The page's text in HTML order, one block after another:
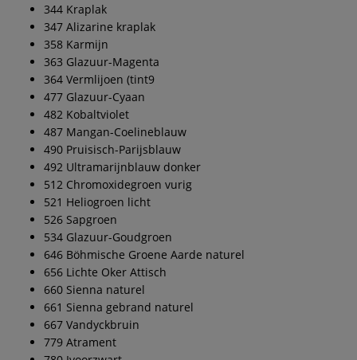
344 Kraplak
347 Alizarine kraplak
358 Karmijn
363 Glazuur-Magenta
364 Vermlijoen (tint9
477 Glazuur-Cyaan
482 Kobaltviolet
487 Mangan-Coelineblauw
490 Pruisisch-Parijsblauw
492 Ultramarijnblauw donker
512 Chromoxidegroen vurig
521 Heliogroen licht
526 Sapgroen
534 Glazuur-Goudgroen
646 Böhmische Groene Aarde naturel
656 Lichte Oker Attisch
660 Sienna naturel
661 Sienna gebrand naturel
667 Vandyckbruin
779 Atrament